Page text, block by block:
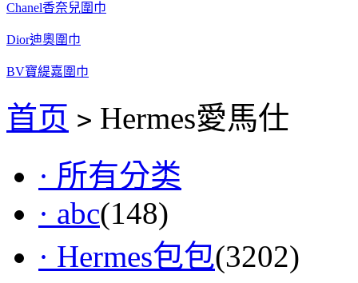
Chanel香奈兒圍巾
Dior迪奧圍巾
BV寶緹嘉圍巾
首页 > Hermes愛馬仕
· 所有分类
· abc(148)
· Hermes包包(3202)